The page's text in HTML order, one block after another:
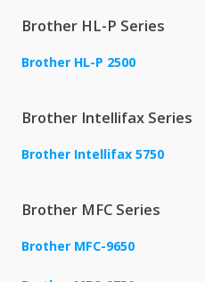
Brother HL-P Series
Brother HL-P 2500
Brother Intellifax Series
Brother Intellifax 5750
Brother MFC Series
Brother MFC-9650